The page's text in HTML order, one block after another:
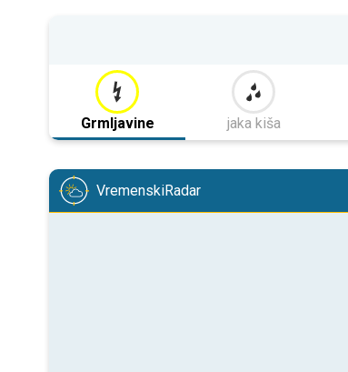
Grmljavine jaka kiša
VremenskiRadar